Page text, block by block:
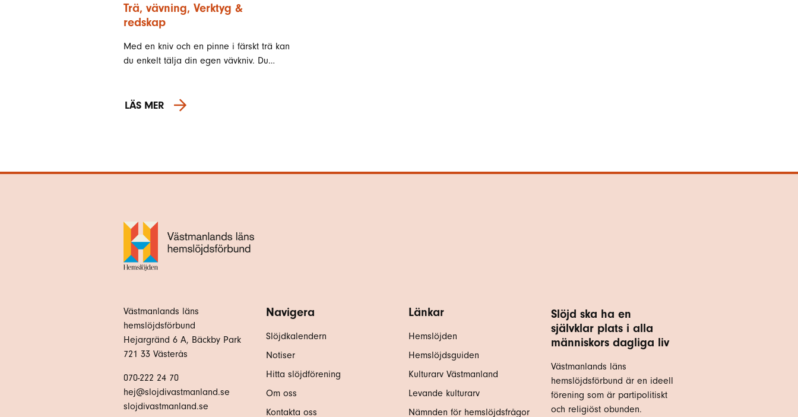
Trä, vävning, Verktyg &
redskap
Med en kniv och en pinne i färskt trä kan
du enkelt tälja din egen vävkniv. Du…
LÄS MER
Västmanlands läns
hemslöjdsförbund
Hejargränd 6 A, Bäckby Park
721 33 Västerås
070-222 24 70
hej@slojdivastmanland.se
slojdivastmanland.se
Navigera
Slöjdkalendern
Notiser
Hitta slöjdförening
Om oss
Kontakta oss
Länkar
Hemslöjden
Hemslöjdsguiden
Kulturarv Västmanland
Levande kulturarv
Nämnden för hemslöjdsfrågor
Slöjd ska ha en
självklar plats i alla
människors dagliga liv
Västmanlands läns
hemslöjdsförbund är en ideell
förening som är partipolitiskt
och religiöst obunden.